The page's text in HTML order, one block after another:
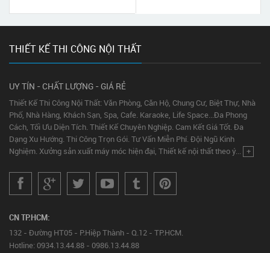
THIẾT KẾ THI CÔNG NỘI THẤT
UY TÍN - CHẤT LƯỢNG - GIÁ RẺ
Thiết Kế Thi Công Nội Thất: Văn Phòng, Căn Hộ, Chung Cư, Biệt Thự, Nhà
Phố, Nhà Hàng, Khách Sạn, Spa, Cafe. Karaoke, Life Space...Đa Phong
Cách, Tối Ưu Diện Tích. Thiết Kế Chuyên Nghiệp. Cam Kết Giá Tốt. Đa
Dạng Xu Hướng. Thi Công Trọn Gói. Tư Vấn Miễn Phí. Đội Ngũ Kinh
Nghiệm. Xưởng sản xuất máy móc hiện đại, Thiết kế nội thất theo ý... +
CN TP.HCM:
132 - Đường HT05 - P.Hiệp Thành - Q.12 - TP.HCM.
Hotline: 0934.13.44.88 - 0986.13.44.88